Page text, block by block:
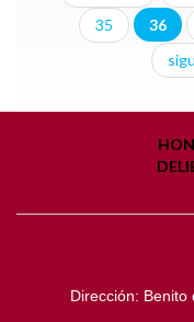
35
36
Dirección: Benito